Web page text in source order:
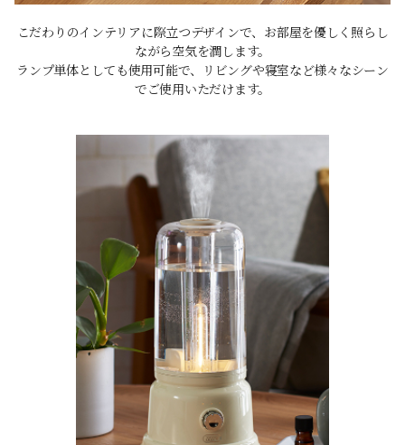
こだわりのインテリアに際立つデザインで、お部屋を優しく照らし
ながら空気を潤します。
ランプ単体としても使用可能で、リビングや寝室など様々なシーン
でご使用いただけます。